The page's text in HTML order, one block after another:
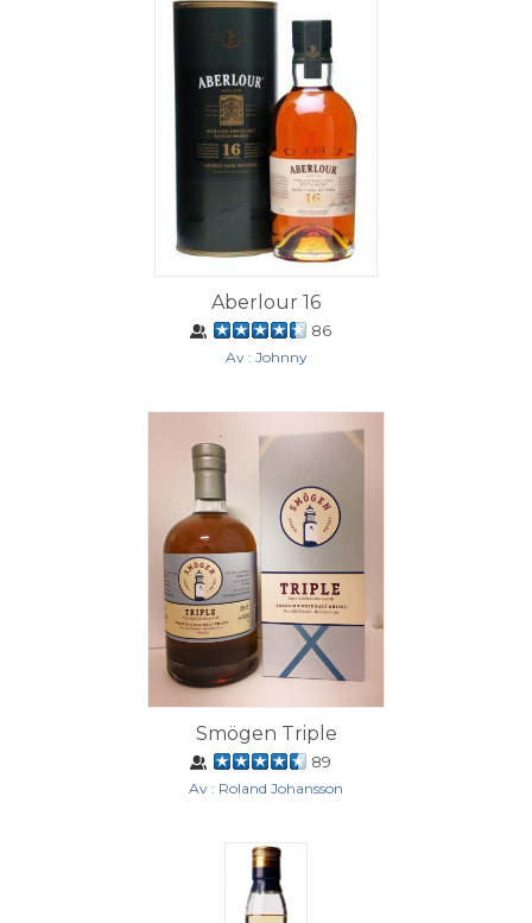
Aberlour 16
86
Av : Johnny
Smögen Triple
89
Av : Roland Johansson